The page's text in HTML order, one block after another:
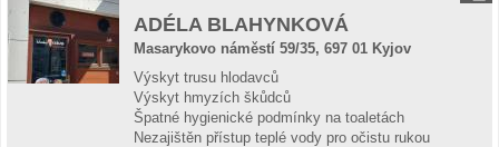
ADÉLA BLAHYNKOVÁ
Masarykovo náměstí 59/35, 697 01 Kyjov
Výskyt trusu hlodavců
Výskyt hmyzích škůdců
Špatné hygienické podmínky na toaletách
Nezajištěn přístup teplé vody pro očistu rukou